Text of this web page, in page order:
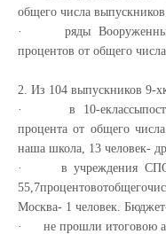
общего числа выпускников
· ряды Вооруженных
процентов от общего
2. Из 104 выпускников 9-
· в 10-
процента от общего
наша школа, 13 человек-
· в учреждения СПО
Москва- 1 человек.
· не прошли итоговою